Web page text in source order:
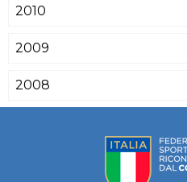
2010
2009
2008